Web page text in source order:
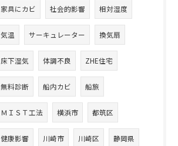
家具にカビ 社会的影響 相対湿度
気温 サーキュレーター 換気扇
床下湿気 体調不良 ZHE住宅
無料診断 船内カビ 船旅
ＭＩＳＴ工法 横浜市 都筑区
健康影響 川崎市 川崎区 静岡県